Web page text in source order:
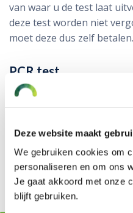
Deze website maakt
We gebruiken cookies om
personaliseren en om ons
Je gaat akkoord met onze
blijft gebruiken.
van waar u de test laat
deze test worden niet
moet deze dus zelf betalen.
PCR test
Voor een geldige non-
dat moment besmet bent
PCR test neemt men met
uit de keel en neus.
u de uitslag van deze test.